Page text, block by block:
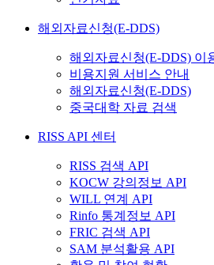
해외자료신청(E-DDS)
해외자료신청(E-DDS) 이
비용지원 서비스 안내
해외자료신청(E-DDS)
중국대학 자료 검색
RISS API 센터
RISS 검색 API
KOCW 강의정보 API
WILL 연계 API
Rinfo 통계정보 API
FRIC 검색 API
SAM 분석활용 API